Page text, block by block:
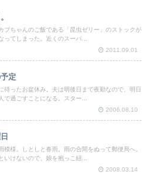
ブちゃんのご飯である「昆虫ゼリー」のストックが
ってしまった。近くのスーパ...
2011.09.01
定
待ったお盆休み。夫は明後日まで夜勤なので、明日
で過ごすことになる。スター...
2006.08.10
模様。しとしと春雨。雨の合間をぬって郵便局へ。
いけないので、娘を抱っこ紐...
2008.03.14